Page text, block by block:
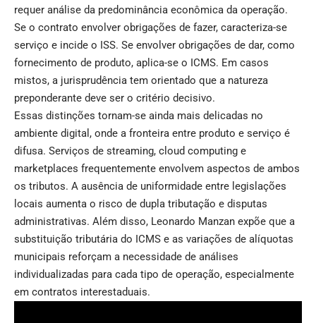
requer análise da predominância econômica da operação.
Se o contrato envolver obrigações de fazer, caracteriza-se
serviço e incide o ISS. Se envolver obrigações de dar, como
fornecimento de produto, aplica-se o ICMS. Em casos
mistos, a jurisprudência tem orientado que a natureza
preponderante deve ser o critério decisivo.
Essas distinções tornam-se ainda mais delicadas no
ambiente digital, onde a fronteira entre produto e serviço é
difusa. Serviços de streaming, cloud computing e
marketplaces frequentemente envolvem aspectos de ambos
os tributos. A ausência de uniformidade entre legislações
locais aumenta o risco de dupla tributação e disputas
administrativas. Além disso, Leonardo Manzan expõe que a
substituição tributária do ICMS e as variações de alíquotas
municipais reforçam a necessidade de análises
individualizadas para cada tipo de operação, especialmente
em contratos interestaduais.